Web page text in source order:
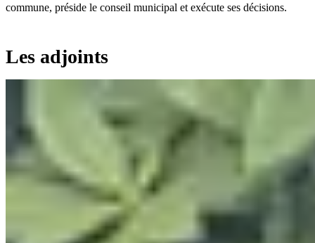
commune, préside le conseil municipal et exécute ses décisions.
Les adjoints